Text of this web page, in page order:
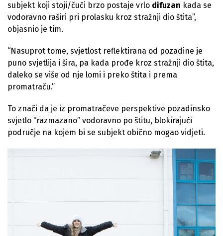
subjekt koji stoji/čuči brzo postaje vrlo difuzan kada se
vodoravno raširi pri prolasku kroz stražnji dio štita”,
objasnio je tim.
“Nasuprot tome, svjetlost reflektirana od pozadine je
puno svjetlija i šira, pa kada prođe kroz stražnji dio štita,
daleko se više od nje lomi i preko štita i prema
promatraču.”
To znači da je iz promatračeve perspektive pozadinsko
svjetlo “razmazano” vodoravno po štitu, blokirajući
područje na kojem bi se subjekt obično mogao vidjeti.